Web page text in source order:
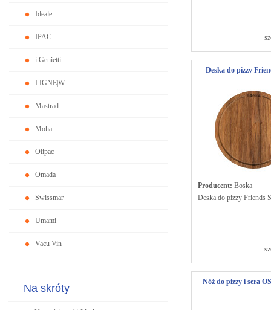
Ideale
IPAC
i Genietti
LIGNE|W
Mastrad
Moha
Olipac
Omada
Swissmar
Umami
Vacu Vin
Na skróty
Deska do pizzy
Producent: Boska
Deska do pizzy Friends
Nóż do pizzy i sera